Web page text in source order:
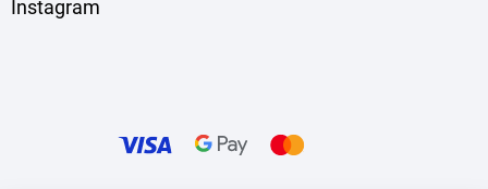
Instagram